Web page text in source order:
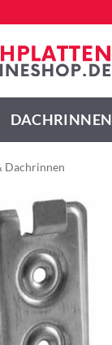
DACHRINNEN
Dachrinnen